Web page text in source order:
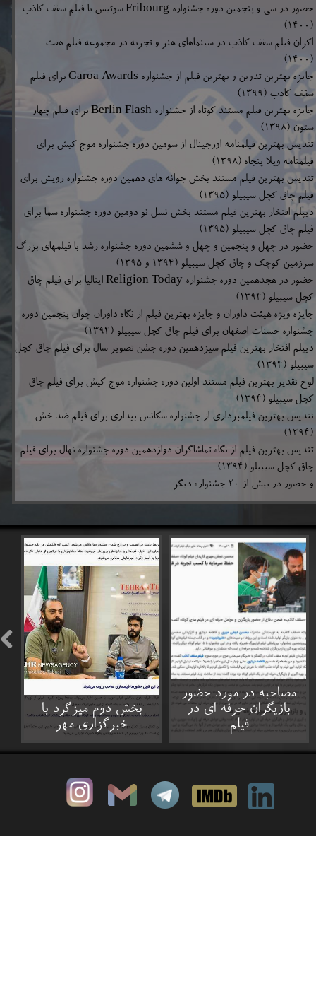
حضور در سی و پنجمین دوره جشنواره Fribourg سوئیس با فیلم سقف کاذب
(۱۴۰۰)
اکران فیلم سقف کاذب در سینماهای هنر و تجربه در مجموعه فیلم هفت
(۱۴۰۰)
جایزه بهترین تدوین و بهترین فیلم از جشنواره Garoa Awards برای فیلم
سقف کاذب (۱۳۹۹)
جایزه بهترین فیلم مستند کوتاه از جشنواره Berlin Flash برای فیلم چهار
ستون (۱۳۹۸)
تندیس بهترین فیلمنامه اورجینال از سومین دوره جشنواره موج کیش برای
فیلمنامه ویلا پنجاه (۱۳۹۸)
تندیس بهترین فیلم مستند بخش جوانه های دهمین دوره جشنواره رویش برای
فیلم چاق کچل سیبیلو (۱۳۹۵)
دیپلم افتخار بهترین فیلم مستند بخش نسل نو دومین دوره جشنواره سما برای
فیلم چاق کچل سیبیلو (۱۳۹۵)
حضور در چهل و پنجمین و چهل و ششمین دوره جشنواره رشد با فیلمهای بزرگ
سرزمین کوچک و چاق کچل سیبیلو (۱۳۹۴ و ۱۳۹۵)
حضور در هجدهمین دوره جشنواره Religion Today ایتالیا برای فیلم چاق
کچل سیبیلو (۱۳۹۴)
جایزه ویژه هیئت داوران و جایزه بهترین فیلم از نگاه داوران جوان پنجمین دوره
جشنواره حسنات اصفهان برای فیلم چاق کچل سیبیلو (۱۳۹۴)
دیپلم افتخار بهترین فیلم سیزدهمین دوره جشن تصویر سال برای فیلم چاق کچل
سیبیلو (۱۳۹۴)
لوح تقدیر بهترین فیلم مستند اولین دوره جشنواره موج کیش برای فیلم چاق
کچل سیبیلو (۱۳۹۴)
تندیس بهترین فیلمبرداری از جشنواره سکانس بیداری برای فیلم ضد خش
(۱۳۹۴)
​تندیس بهترین فیلم از نگاه تماشاگران دوازدهمین دوره جشنواره نهال برای فیلم
چاق کچل سیبیلو (۱۳۹۴)
و حضور در بیش از ۲۰ جشنواره دیگر
بخش دوم میزگرد با
خبرگزاری مهر
مصاحبه در مورد حضور
بازیگران حرفه ای در
فیلم